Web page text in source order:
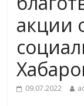
акции
09.07.2022